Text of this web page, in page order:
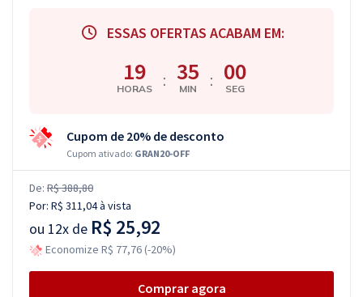
ESSAS OFERTAS ACABAM EM:
19
HORAS : 34
MIN : 59
SEG
Cupom de 20% de desconto
Cupom ativado: GRAN20-OFF
De: R$ 388,80
Por: R$ 311,04à vista
ou 12x de R$ 25,92
Economize R$ 77,76 (-20%)
Comprar agora